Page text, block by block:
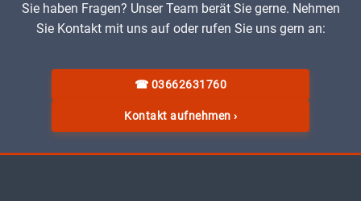
Sie haben Fragen? Unser Team berät Sie gerne. Nehmen
Sie Kontakt mit uns auf oder rufen Sie uns gern an:
☎ 03662631760
Kontakt aufnehmen ›